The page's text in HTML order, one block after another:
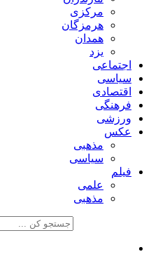
مرکزی
هرمزگان
همدان
یزد
اجتماعی
سیاسی
اقتصادی
فرهنگی
ورزشی
عکس
مذهبی
سیاسی
فیلم
علمی
مذهبی